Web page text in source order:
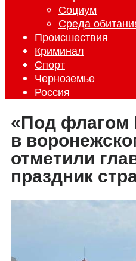
Социум
Среда
Происшествия
Криминал
Спорт
Черноземье
Россия
«Под флагом
в
отметили
праздник